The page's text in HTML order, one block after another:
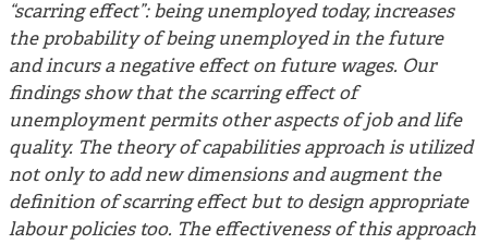
“scarring effect”: being unemployed today, increases
the probability of being unemployed in the future
and incurs a negative effect on future wages. Our
findings show that the scarring effect of
unemployment permits other aspects of job and life
quality. The theory of capabilities approach is utilized
not only to add new dimensions and augment the
definition of scarring effect but to design appropriate
labour policies too. The effectiveness of this approach